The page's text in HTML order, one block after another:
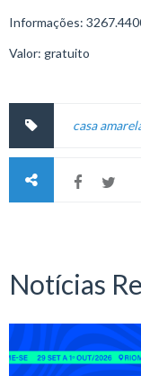
Informações:
Valor: gratuito
casa
Notícias